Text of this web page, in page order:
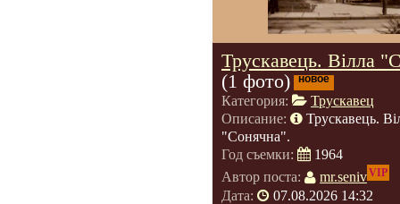
Трускавець. Вілла
(1 фото)
новое
Категория:
Трускавец
Описание:
Трускавець.
"Сонячна".
Год съемки:
1964
Автор поста:
mr.senivVIP
Дата:
07.08.2026 14:32